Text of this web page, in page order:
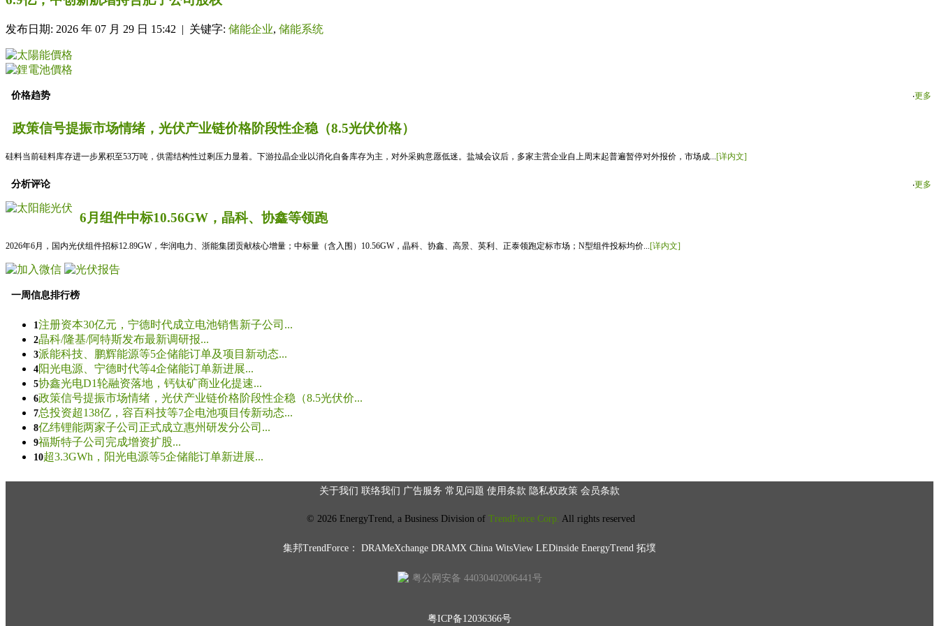
发布日期: 2026 年 07 月 29 日 15:42 | 关键字: 储能企业, 储能系统
价格趋势 ‧更多
政策信号提振市场情绪，光伏产业链价格阶段性企稳（8.5光伏价格）
硅料当前硅料库存进一步累积至53万吨，供需结构性过剩压力显着。下游拉晶企业以消化自备库存为主，对外采购意愿低迷。盐城会议后，多家主营企业自上周末起普遍暂停对外报价，市场成...[详内文]
分析评论 ‧更多
6月组件中标10.56GW，晶科、协鑫等领跑
2026年6月，国内光伏组件招标12.89GW，华润电力、浙能集团贡献核心增量；中标量（含入围）10.56GW，晶科、协鑫、高景、英利、正泰领跑定标市场；N型组件投标均价... [详内文]
一周信息排行榜
1注册资本30亿元，宁德时代成立电池销售新子公司...
2晶科/隆基/阿特斯发布最新调研报...
3派能科技、鹏辉能源等5企储能订单及项目新动态...
4阳光电源、宁德时代等4企储能订单新进展...
5协鑫光电D1轮融资落地，钙钛矿商业化提速...
6政策信号提振市场情绪，光伏产业链价格阶段性企稳（8.5光伏价...
7总投资超138亿，容百科技等7企电池项目传新动态...
8亿纬锂能两家子公司正式成立惠州研发分公司...
9福斯特子公司完成增资扩股...
10超3.3GWh，阳光电源等5企储能订单新进展...
关于我们 联络我们 广告服务 常见问题 使用条款 隐私权政策 会员条款
© 2026 EnergyTrend, a Business Division of TrendForce Corp. All rights reserved
集邦TrendForce： DRAMeXchange DRAMX China WitsView LEDinside EnergyTrend 拓墣
粤公网安备 44030402006441号
粤ICP备12036366号